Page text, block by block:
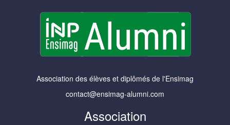
Association des élèves et diplômés de l'Ensimag
contact@ensimag-alumni.com
Association